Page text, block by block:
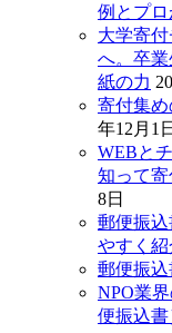
例とプロ
大学寄
へ。卒
紙の力
寄付集
年12月1日
WEBと
知って
8日
郵便振
やすく紹
郵便振
NPO業
便振込書